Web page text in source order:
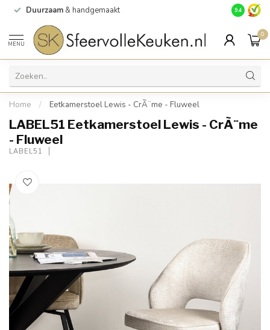
Duurzaam & handgemaakt Gratis
9.4
MENU
0
Home / Eetkamerstoel Lewis - CrÃ¨me - Fluweel
LABEL51 Eetkamerstoel Lewis - CrÃ¨me
- Fluweel
LABEL51